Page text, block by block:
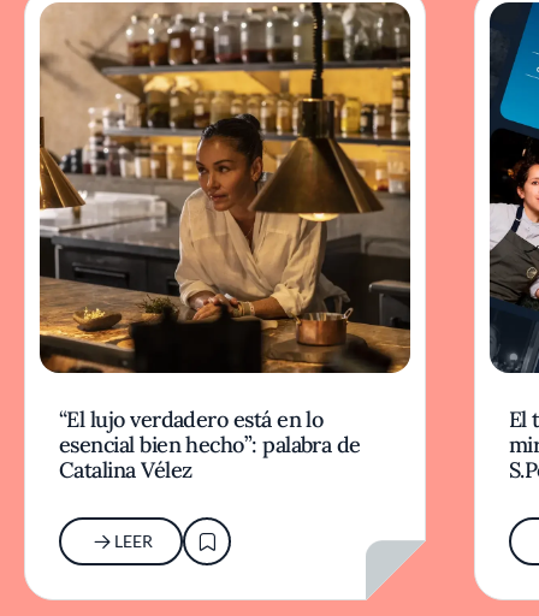
“El lujo verdadero está en lo
esencial bien hecho”: palabra de
Catalina Vélez
LEER
El